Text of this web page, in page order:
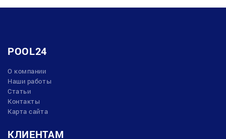
POOL24
О компании
Наши работы
Статьи
Контакты
Карта сайта
КЛИЕНТАМ